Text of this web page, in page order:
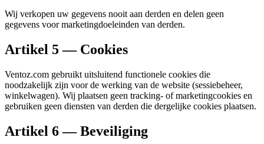
Wij verkopen uw gegevens nooit aan derden en delen geen
gegevens voor marketingdoeleinden van derden.
Artikel 5 — Cookies
Ventoz.com gebruikt uitsluitend functionele cookies die
noodzakelijk zijn voor de werking van de website (sessiebeheer,
winkelwagen). Wij plaatsen geen tracking- of marketingcookies en
gebruiken geen diensten van derden die dergelijke cookies plaatsen.
Artikel 6 — Beveiliging